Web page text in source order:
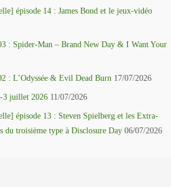
épisode 14 : James Bond et le jeux-vidéo
: Spider-Man – Brand New Day & I Want Your
: L’Odyssée & Evil Dead Burn 17/07/2026
3 juillet 2026 11/07/2026
épisode 13 : Steven Spielberg et les Extra-
du troisième type à Disclosure Day 06/07/2026